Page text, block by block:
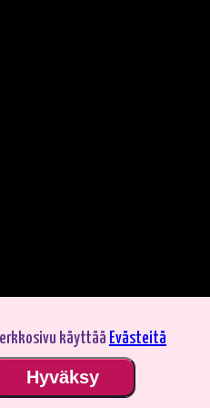
pelaaminen on jännittävämpää.
käyttää Evästeitä
Hyväksy